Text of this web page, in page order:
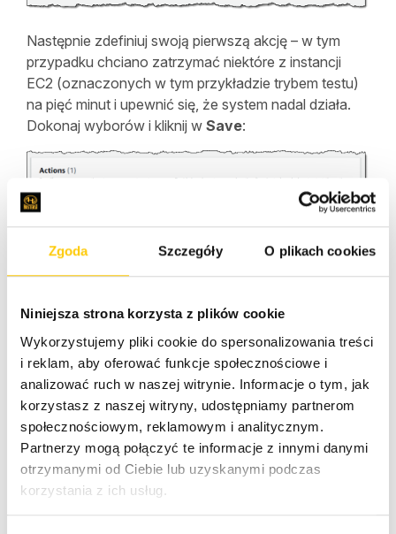
Zgoda Szczegóły O plikach cookies
Niniejsza strona korzysta z plików cookie
Wykorzystujemy pliki cookie do spersonalizowania treści
i reklam, aby oferować funkcje społecznościowe i
analizować ruch w naszej witrynie. Informacje o tym, jak
korzystasz z naszej witryny, udostępniamy partnerom
społecznościowym, reklamowym i analitycznym.
Partnerzy mogą połączyć te informacje z innymi danymi
otrzymanymi od Ciebie lub uzyskanymi podczas
korzystania z ich usług.
Następnie zdefiniuj swoją pierwszą akcję – w tym
przypadku chciano zatrzymać niektóre z instancji
EC2 (oznaczonych w tym przykładzie trybem testu)
na pięć minut i upewnić się, że system nadal działa.
Dokonaj wyborów i kliknij w Save:
Następnie wybierz zasoby docelowe (w tym
przypadku instancje EC2) do eksperymentu. Klikaj w